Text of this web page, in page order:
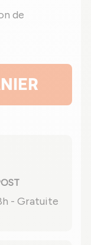
de
- Gratuite